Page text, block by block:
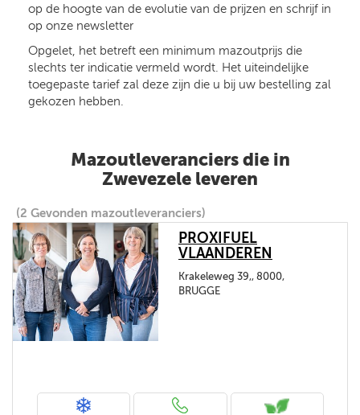
op de hoogte van de evolutie van de prijzen en schrijf in
op onze newsletter
Opgelet, het betreft een minimum mazoutprijs die
slechts ter indicatie vermeld wordt. Het uiteindelijke
toegepaste tarief zal deze zijn die u bij uw bestelling zal
gekozen hebben.
Mazoutleveranciers die in
Zwevezele leveren
(2 Gevonden mazoutleveranciers)
PROXIFUEL
VLAANDEREN
Krakeleweg 39,, 8000,
BRUGGE